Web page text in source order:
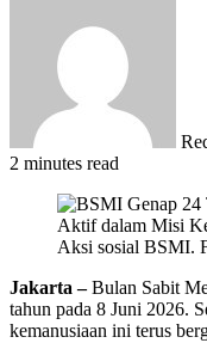
2 minutes read
Aksi sosial BSMI.
Jakarta –Bulan Sabit
tahun pada 8 Juni 2026.
kemanusiaan ini terus